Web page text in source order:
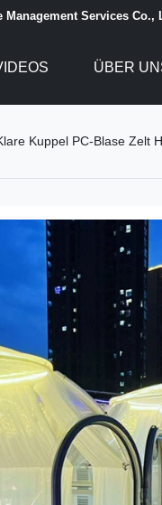
Services Co.,
ÜBER
Kuppel PC-Blase Zelt